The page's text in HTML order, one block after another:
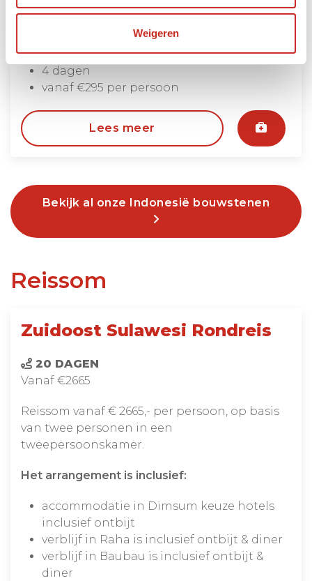
Weigeren
Gili Air strandverlenging
4 dagen
vanaf €295 per persoon
Lees meer
Bekijk al onze Indonesië bouwstenen
Reissom
Zuidoost Sulawesi Rondreis
20 DAGEN
Vanaf €2665
Reissom vanaf € 2665,- per persoon, op basis
van twee personen in een
tweepersoonskamer.
Het arrangement is inclusief:
accommodatie in Dimsum keuze hotels
inclusief ontbijt
verblijf in Raha is inclusief ontbijt & diner
verblijf in Baubau is inclusief ontbijt &
diner